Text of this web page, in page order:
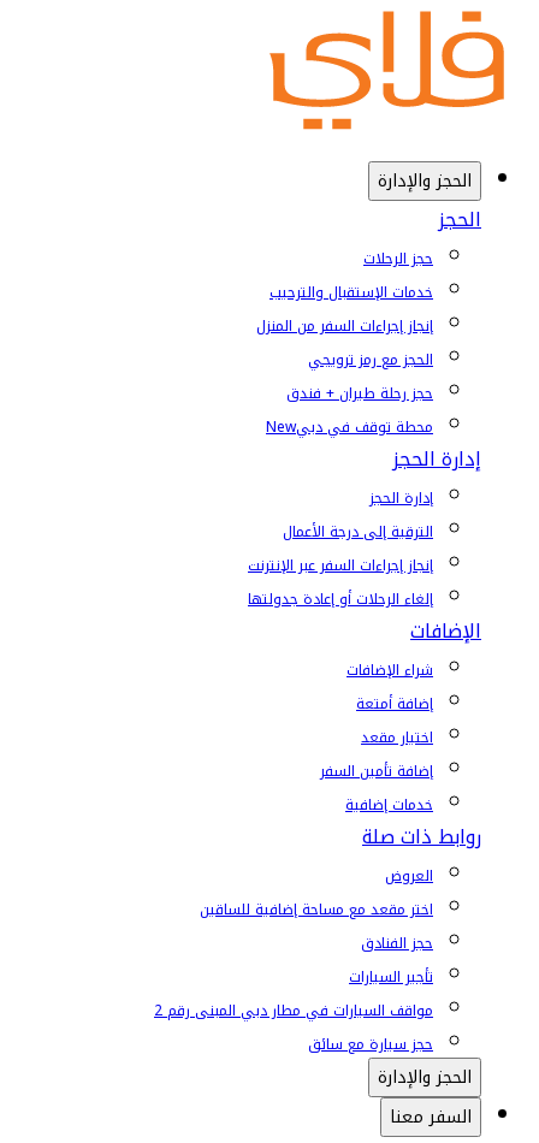
الحجز والإدارة
الحجز
حجز الرحلات
خدمات الإستقبال والترحيب
إنجاز إجراءات السفر من المنزل
الحجز مع رمز ترويجي
حجز رحلة طيران + فندق
محطة توقف في دبيNew
إدارة الحجز
إدارة الحجز
الترقية إلى درجة الأعمال
إنجاز إجراءات السفر عبر الإنترنت
إلغاء الرحلات أو إعادة جدولتها
الإضافات
شراء الإضافات
إضافة أمتعة
اختيار مقعد
إضافة تأمين السفر
خدمات إضافية
روابط ذات صلة
العروض
اختر مقعد مع مساحة إضافية للساقين
حجز الفنادق
تأجير السيارات
مواقف السيارات في مطار دبي المبنى رقم 2
حجز سيارة مع سائق
الحجز والإدارة
السفر معنا